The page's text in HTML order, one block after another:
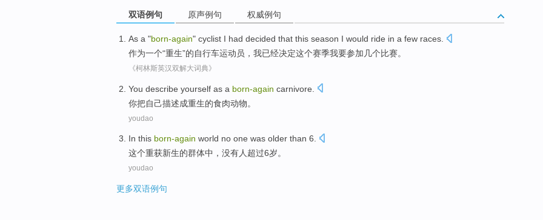
双语例句 原声例句 权威例句
As a "born-again" cyclist I had decided that this season I would ride in a few races
作为一个“重生”的自行车运动员 ， 我已经决定这个赛季我要参加 几个比赛。
《柯林斯英汉双解大词典》
You describe yourself as a born-again carnivore
你把自己描述成重生的食肉动物。
youdao
In this born-again world no one was older than 6.
这个重获新生的群体中， 没有人超过6岁。
youdao
更多双语例句